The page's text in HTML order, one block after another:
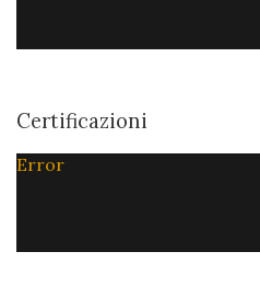
Certificazioni
Error